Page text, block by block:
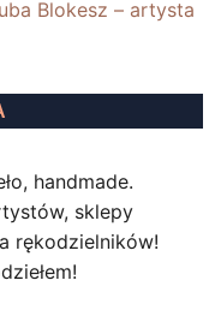
Blokesz – artysta
handmade.
sklepy
rękodzielników!